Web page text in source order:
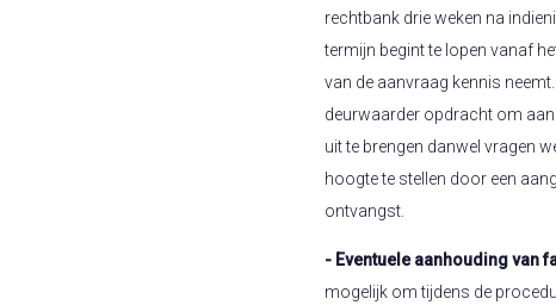
rechtbank drie weken na
termijn begint te lopen vanaf
van de aanvraag kennis
deurwaarder opdracht om
uit te brengen danwel vragen
hoogte te stellen door een
ontvangst.
- Eventuele aanhouding van
mogelijk om tijdens de